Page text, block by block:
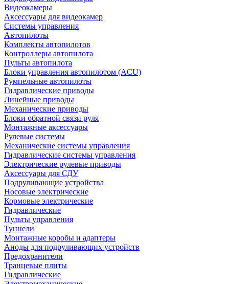
Видеокамеры
Аксессуары для видеокамер
Системы управления
Автопилоты
Комплекты автопилотов
Контроллеры автопилота
Пульты автопилота
Блоки управления автопилотом (ACU)
Румпельные автопилоты
Гидравлические приводы
Линейные приводы
Механические приводы
Блоки обратной связи руля
Монтажные аксессуары
Рулевые системы
Механические системы управления
Гидравлические системы управления
Электрические рулевые приводы
Аксессуары для СДУ
Подруливающие устройства
Носовые электрические
Кормовые электрические
Гидравлические
Пульты управления
Туннели
Монтажные коробы и адаптеры
Аноды для подруливающих устройств
Предохранители
Транцевые плиты
Гидравлические